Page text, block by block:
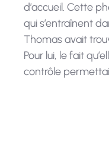
d’accueil. Cette
qui s’entraînent
Thomas avait
Pour lui, le fait
contrôle